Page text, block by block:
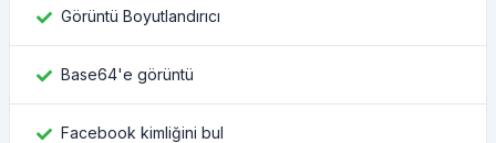
Görüntü Boyutlandırıcı
Base64'e görüntü
Facebook kimliğini bul